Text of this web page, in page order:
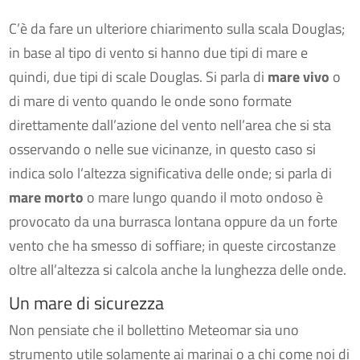
C’è da fare un ulteriore chiarimento sulla scala Douglas;
in base al tipo di vento si hanno due tipi di mare e
quindi, due tipi di scale Douglas. Si parla di mare vivo o
di mare di vento quando le onde sono formate
direttamente dall’azione del vento nell’area che si sta
osservando o nelle sue vicinanze, in questo caso si
indica solo l’altezza significativa delle onde; si parla di
mare morto o mare lungo quando il moto ondoso è
provocato da una burrasca lontana oppure da un forte
vento che ha smesso di soffiare; in queste circostanze
oltre all’altezza si calcola anche la lunghezza delle onde.
Un mare di sicurezza
Non pensiate che il bollettino Meteomar sia uno
strumento utile solamente ai marinai o a chi come noi di